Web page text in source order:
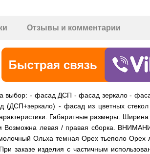
Отзывы и комментарии
выбор: - фасад ДСП - фасад зеркало -
(ДСП+зеркало) - фасад из цветных
Габаритные размеры:
левая / правая сборка.
Ольха темная Орех тьеполо
заказе изделия с частичным